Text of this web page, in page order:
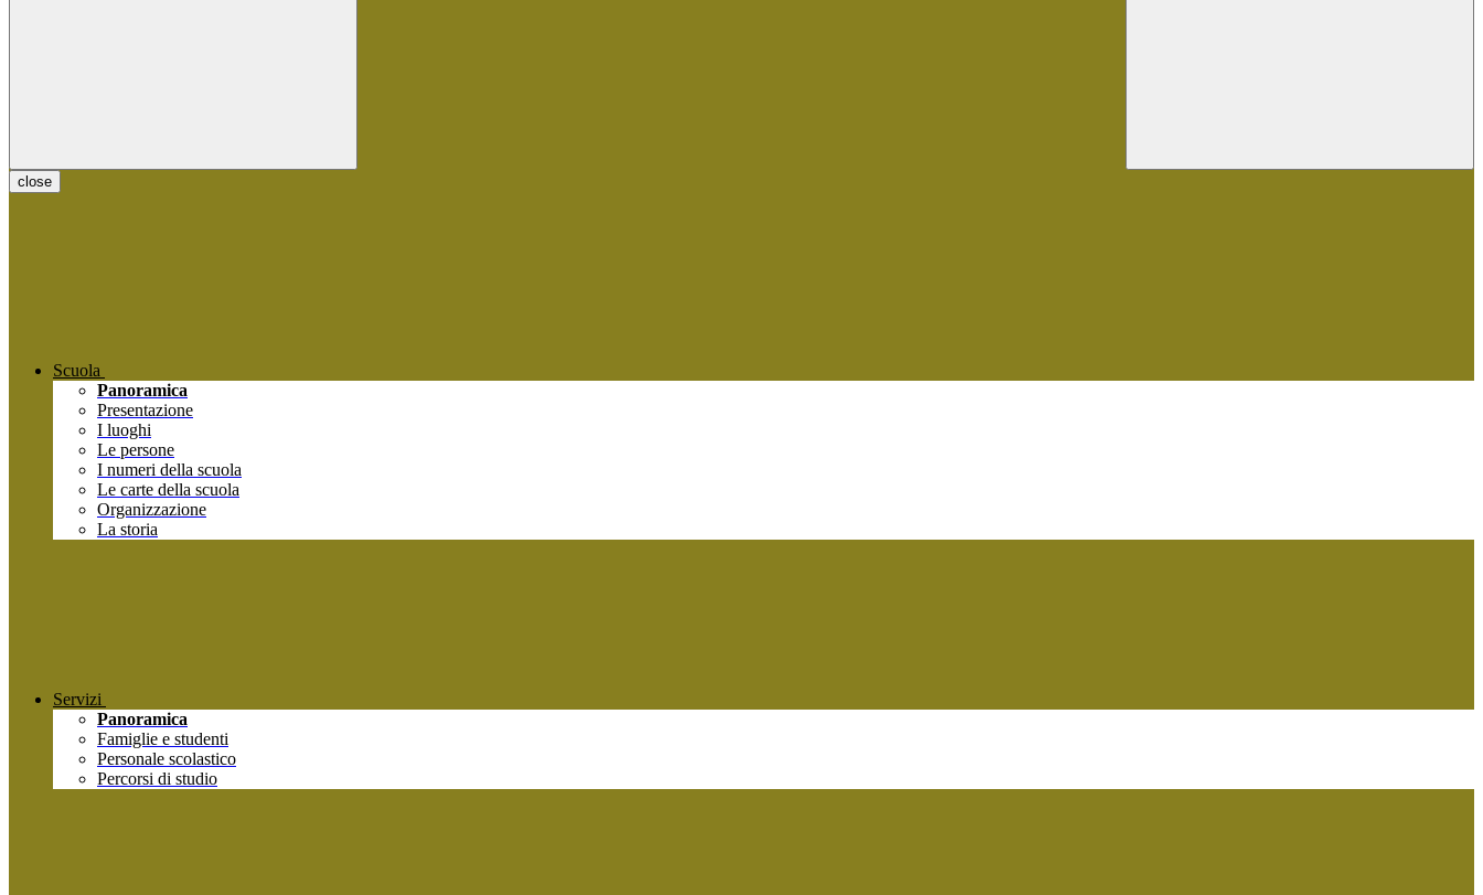
close
Scuola
Panoramica
Presentazione
I luoghi
Le persone
I numeri della scuola
Le carte della scuola
Organizzazione
La storia
Servizi
Panoramica
Famiglie e studenti
Personale scolastico
Percorsi di studio